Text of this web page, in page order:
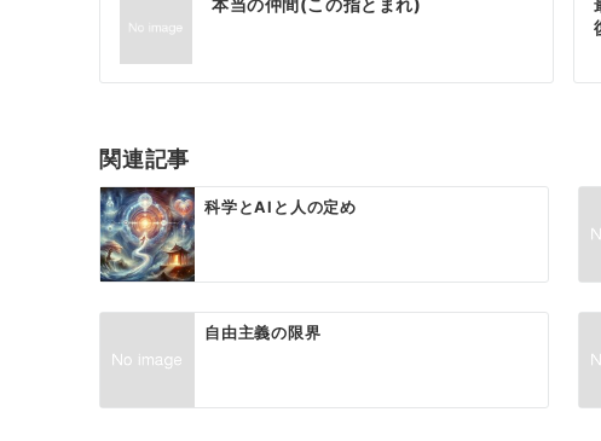
ナ
ゲ
ー
シ
ョ
ン
本当の仲間(この指とまれ)
関連記事
科学とAIと人の定め
自由主義の限界